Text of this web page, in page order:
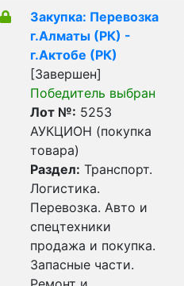
Закупка: Перевозка
г.Алматы (РК) -
г.Актобе (РК)
[Завершен]
Победитель выбран
Лот №: 5253
АУКЦИОН (покупка
товара)
Раздел: Транспорт.
Логистика.
Перевозка. Авто и
спецтехники
продажа и покупка.
Запасные части.